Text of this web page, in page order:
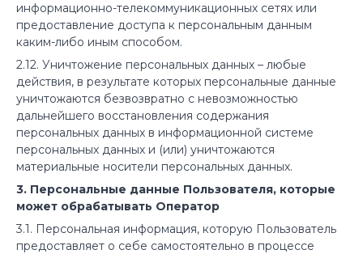
информационно-телекоммуникационных сетях или
предоставление доступа к персональным данным
каким-либо иным способом.
2.12. Уничтожение персональных данных – любые
действия, в результате которых персональные данные
уничтожаются безвозвратно с невозможностью
дальнейшего восстановления содержания
персональных данных в информационной системе
персональных данных и (или) уничтожаются
материальные носители персональных данных.
3. Персональные данные Пользователя, которые
может обрабатывать Оператор
3.1. Персональная информация, которую Пользователь
предоставляет о себе самостоятельно в процессе